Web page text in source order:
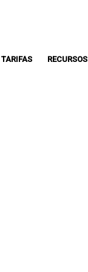
TARIFAS RECURSOS